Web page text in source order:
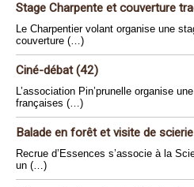
Stage Charpente et couverture
Le Charpentier volant organise une
couverture (…)
Ciné-débat (42)
L’association Pin’prunelle organise
françaises (…)
Balade en forêt et visite de
Recrue d’Essences s’associe à la
un (…)